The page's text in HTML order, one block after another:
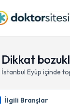
Dikkat
İstanbul Eyüp içinde
İlgili Branşlar